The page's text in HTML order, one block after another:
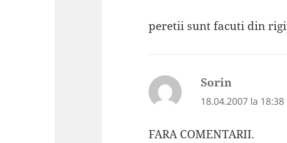
peretii sunt facuti din
Sorin
18.04.2007 la 18:38
FARA COMENTARII.